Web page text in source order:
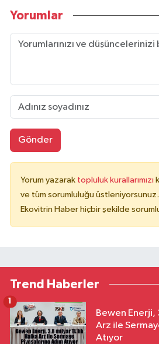
Yorumlar
Gönder
Yorum yazarak topluluk kurallarımızı
ve tüm sorumluluğu üstleniyorsunuz.
Ekovitrin Haber hiçbir şekilde
Trend Haberler
Bewen Enerji,
Arz ile
Atıyor
1